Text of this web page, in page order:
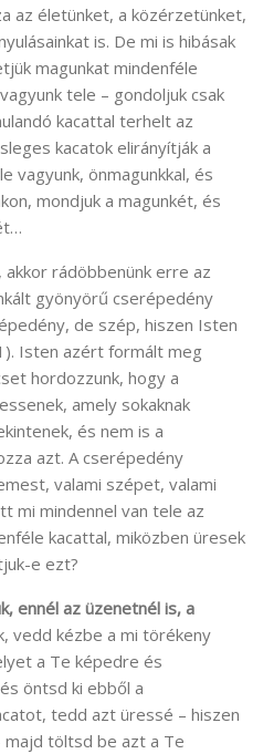
az életünket, a közérzetünket,
is. De mi is hibásak
magunkat mindenféle
tele – gondoljuk csak
kacattal terhelt az
kacatok elirányítják a
vagyunk, önmagunkkal, és
mondjuk a magunkét, és
rádöbbenünk erre az
gyönyörű cserépedény
de szép, hiszen Isten
Isten azért formált meg
hordozzunk, hogy a
amely sokaknak
és nem is a
azt. A cserépedény
valami szépet, valami
mi mindennel van tele az
kacattal, miközben üresek
e ezt?
ennél az üzenetnél is, a
vedd kézbe a mi törékeny
a Te képedre és
öntsd ki ebből a
tedd azt üressé – hiszen
majd töltsd be azt a Te